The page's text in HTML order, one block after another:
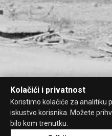
Kolačići i privatnost
Koristimo kolačiće za analitiku
iskustvo korisnika. Možete
bilo kom trenutku.